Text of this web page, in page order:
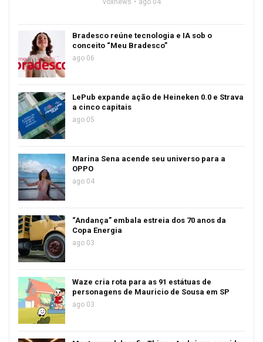
voxnews ago 04
Bradesco reúne tecnologia e IA sob o
conceito “Meu Bradesco”
ago 06
LePub expande ação de Heineken 0.0 e Strava
a cinco capitais
ago 05
Marina Sena acende seu universo para a
OPPO
ago 04
“Andança” embala estreia dos 70 anos da
Copa Energia
ago 03
Waze cria rota para as 91 estátuas de
personagens de Mauricio de Sousa em SP
ago 03